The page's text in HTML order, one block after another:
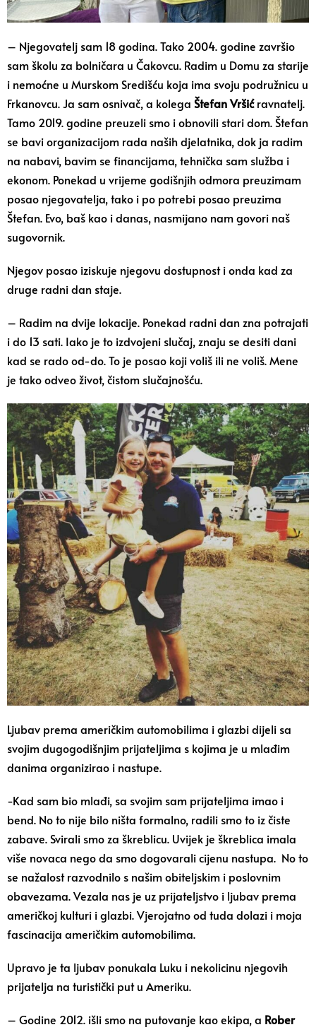
– Njegovatelj sam 18 godina. Tako 2004. godine završio
sam školu za bolničara u Čakovcu. Radim u Domu za starije
i nemoćne u Murskom Središću koja ima svoju podružnicu u
Frkanovcu. Ja sam osnivač, a kolega Štefan Vršićravnatelj.
Tamo 2019. godine preuzeli smo i obnovili stari dom. Štefan
se bavi organizacijom rada naših djelatnika, dok ja radim
na nabavi, bavim se financijama, tehnička sam služba i
ekonom. Ponekad u vrijeme godišnjih odmora preuzimam
posao njegovatelja, tako i po potrebi posao preuzima
Štefan. Evo, baš kao i danas, nasmijano nam govori naš
sugovornik.
Njegov posao iziskuje njegovu dostupnost i onda kad za
druge radni dan staje.
– Radim na dvije lokacije. Ponekad radni dan zna potrajati
i do 13 sati. Iako je to izdvojeni slučaj, znaju se desiti dani
kad se rado od-do. To je posao koji voliš ili ne voliš. Mene
je tako odveo život, čistom slučajnošću.
Ljubav prema američkim automobilima i glazbi dijeli sa
svojim dugogodišnjim prijateljima s kojima je u mlađim
danima organizirao i nastupe.
-Kad sam bio mlađi, sa svojim sam prijateljima imao i
bend. No to nije bilo ništa formalno, radili smo to iz čiste
zabave. Svirali smo za škreblicu. Uvijek je škreblica imala
više novaca nego da smo dogovarali cijenu nastupa. No to
se nažalost razvodnilo s našim obiteljskim i poslovnim
obavezama. Vezala nas je uz prijateljstvo i ljubav prema
američkoj kulturi i glazbi. Vjerojatno od tuda dolazi i moja
fascinacija američkim automobilima.
Upravo je ta ljubav ponukala Luku i nekolicinu njegovih
prijatelja na turistički put u Ameriku.
– Godine 2012. išli smo na putovanje kao ekipa, a Rober